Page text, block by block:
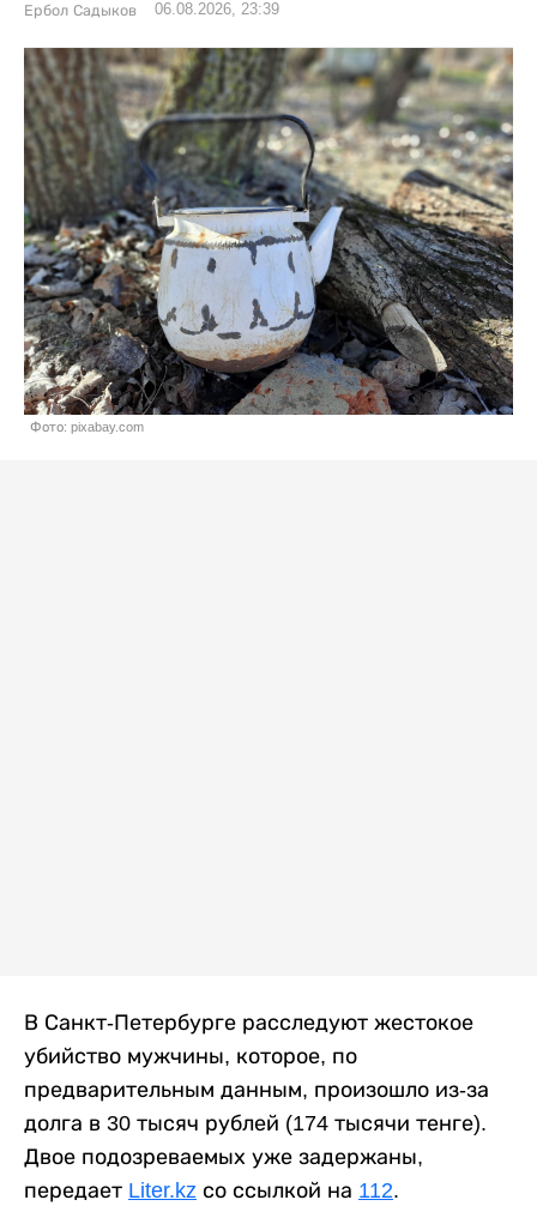
Ербол Садыков 06.08.2026, 23:39
Фото: pixabay.com
В Санкт-Петербурге расследуют жестокое
убийство мужчины, которое, по
предварительным данным, произошло из-за
долга в 30 тысяч рублей (174 тысячи тенге).
Двое подозреваемых уже задержаны,
передает Liter.kz со ссылкой на 112.